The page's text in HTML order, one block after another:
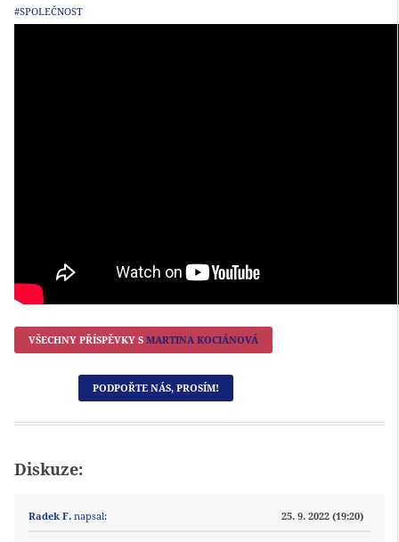
#SPOLEČNOST
VŠECHNY PŘÍSPĚVKY S MARTINA KOCIÁNOVÁ
PODPOŘTE NÁS, PROSÍM!
Diskuze:
Radek F. napsal: 25. 9. 2022 (19:20)